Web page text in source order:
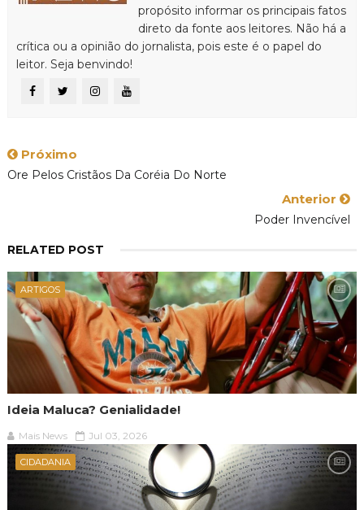
propósito informar os principais fatos
direto da fonte aos leitores. Não há a
crítica ou a opinião do jornalista, pois este é o papel do
leitor. Seja benvindo!
Próximo
Ore Pelos Cristãos Da Coréia Do Norte
Anterior
Poder Invencível
RELATED POST
ARTIGOS
Ideia Maluca? Genialidade!
Mais News Jul 03, 2026
CIDADANIA